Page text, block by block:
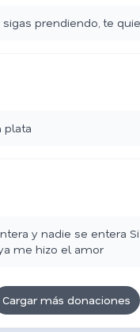
prendiendo, te
plata
y nadie se entera
me hizo el amor
Cargar más donaciones